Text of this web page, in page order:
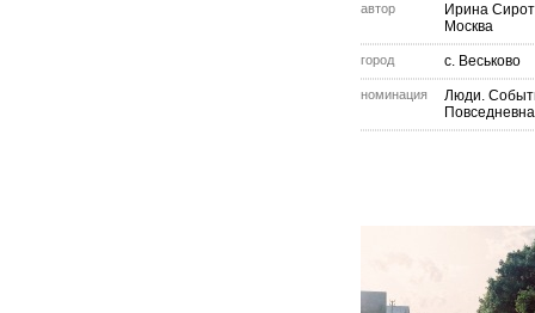
автор
Ирина
Москва
город с. Веськово
номинация
Люди.